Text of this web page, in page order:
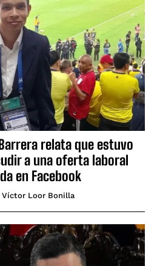
relata que estuvo
a una oferta laboral
en Facebook
Víctor Loor Bonilla